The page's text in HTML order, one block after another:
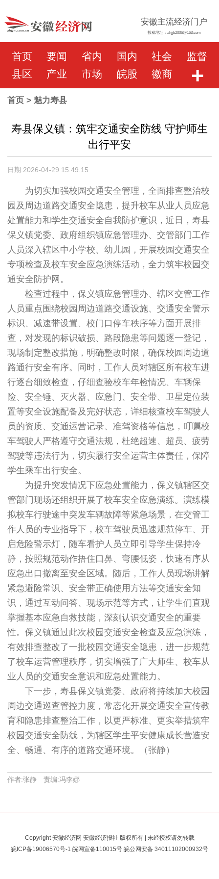
安徽主流经济门户
投稿地址：ahjjb2006@163.com
首页 要闻 省内 国内 社会
监督
县区
产业 市场 皖股 徽商 +
首页> 魅力寿县
寿县保义镇：筑牢交通安全防线 守护师生
出行平安
日期:2026-04-29 15:49:15
为切实加强校园交通安全管理，全面排查整治校
园及周边道路交通安全隐患，提升校车从业人员应急
处置能力和学生交通安全自我防护意识，近日，寿县
保义镇党委、政府组织镇应急管理办、交管部门工作
人员深入辖区中小学校、幼儿园，开展校园交通安全
专项检查及校车安全应急演练活动，全力筑牢校园交
通安全防护网。
检查过程中，保义镇应急管理办、辖区交管工作
人员重点围绕校园周边道路交通设施、交通安全警示
标识、减速带设置、校门口停车秩序等方面开展排
查，对发现的标识破损、路段隐患等问题逐一登记，
现场制定整改措施，明确整改时限，确保校园周边道
路通行安全有序。同时，工作人员对辖区所有校车进
行逐台细致检查，仔细查验校车年检情况、车辆保
险、安全锤、灭火器、应急门、安全带、卫星定位装
置等安全设施配备及完好状态，详细核查校车驾驶人
员的资质、交通运营记录、准驾资格等信息，叮嘱校
车驾驶人严格遵守交通法规，杜绝超速、超员、疲劳
驾驶等违法行为，切实履行安全运营主体责任，保障
学生乘车出行安全。
为提升突发情况下应急处置能力，保义镇辖区交
管部门现场还组织开展了校车安全应急演练。演练模
拟校车行驶途中突发车辆故障等紧急场景，在交管工
作人员的专业指导下，校车驾驶员迅速规范停车、开
启危险警示灯，随车看护人员立即引导学生保持冷
静，按照规范动作捂住口鼻、弯腰低姿，快速有序从
应急出口撤离至安全区域。随后，工作人员现场讲解
紧急避险常识、安全带正确使用方法等交通安全知
识，通过互动问答、现场示范等方式，让学生们直观
掌握基本应急自救技能，深刻认识交通安全的重要
性。保义镇通过此次校园交通安全检查及应急演练，
有效排查整改了一批校园交通安全隐患，进一步规范
了校车运营管理秩序，切实增强了广大师生、校车从
业人员的交通安全意识和应急处置能力。
下一步，寿县保义镇党委、政府将持续加大校园
周边交通巡查管控力度，常态化开展交通安全宣传教
育和隐患排查整治工作，以更严标准、更实举措筑牢
校园交通安全防线，为辖区学生平安健康成长营造安
全、畅通、有序的道路交通环境。（张静）
作者:张静 责编:冯李娜
Copyright 安徽经济网 安徽经济报社 版权所有 | 未经授权请勿转载
皖ICP备19006570号-1 皖网宣备110015号 皖公网安备 34011102000932号